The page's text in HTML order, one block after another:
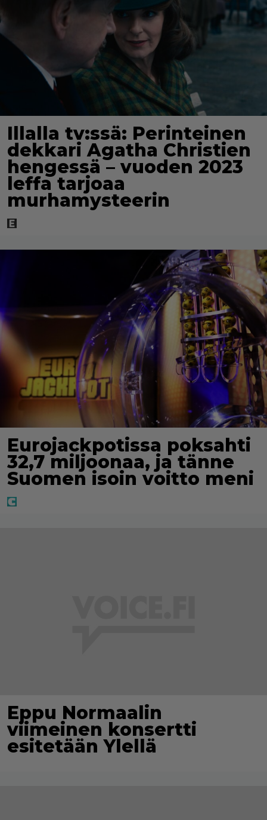
Illalla tv:ssä: Perinteinen
dekkari Agatha Christien
hengessä – vuoden 2023
leffa tarjoaa
murhamysteerin
Eurojackpotissa poksahti
32,7 miljoonaa, ja tänne
Suomen isoin voitto meni
Eppu Normaalin
viimeinen konsertti
esitetään Ylellä